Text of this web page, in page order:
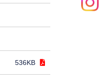
536KB